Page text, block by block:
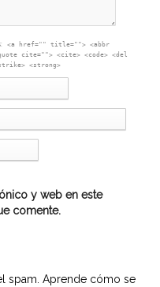
<a href="" title=""> <abbr
cite=""> <cite> <code> <del
<strong>
y web en este
comente.
spam. Aprende cómo se